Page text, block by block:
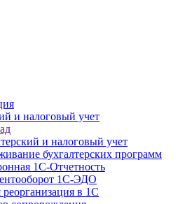
и налоговый учет
и налоговый учет
бухгалтерских программ
1С-Отчетность
1С-ЭДО
реорганизация в 1С